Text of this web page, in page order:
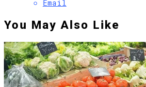
Email
You May Also Like